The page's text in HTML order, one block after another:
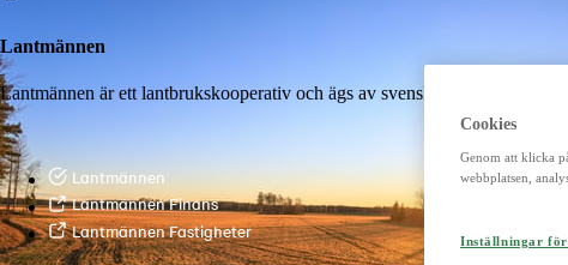
Lantmännen
Lantmännen är ett lantbrukskooperativ och ägs av svenska lantbrukare
Lantmännen
Lantmännen Finans
Lantmännen Fastigheter
Cookies
Genom att klicka
webbplatsen,
Inställningar för